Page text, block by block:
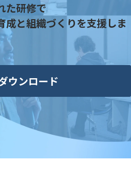
料セミナー
役立ち情報
会社情報
採用情報
た研修で
成と組織づくりを支援しま
ウンロード